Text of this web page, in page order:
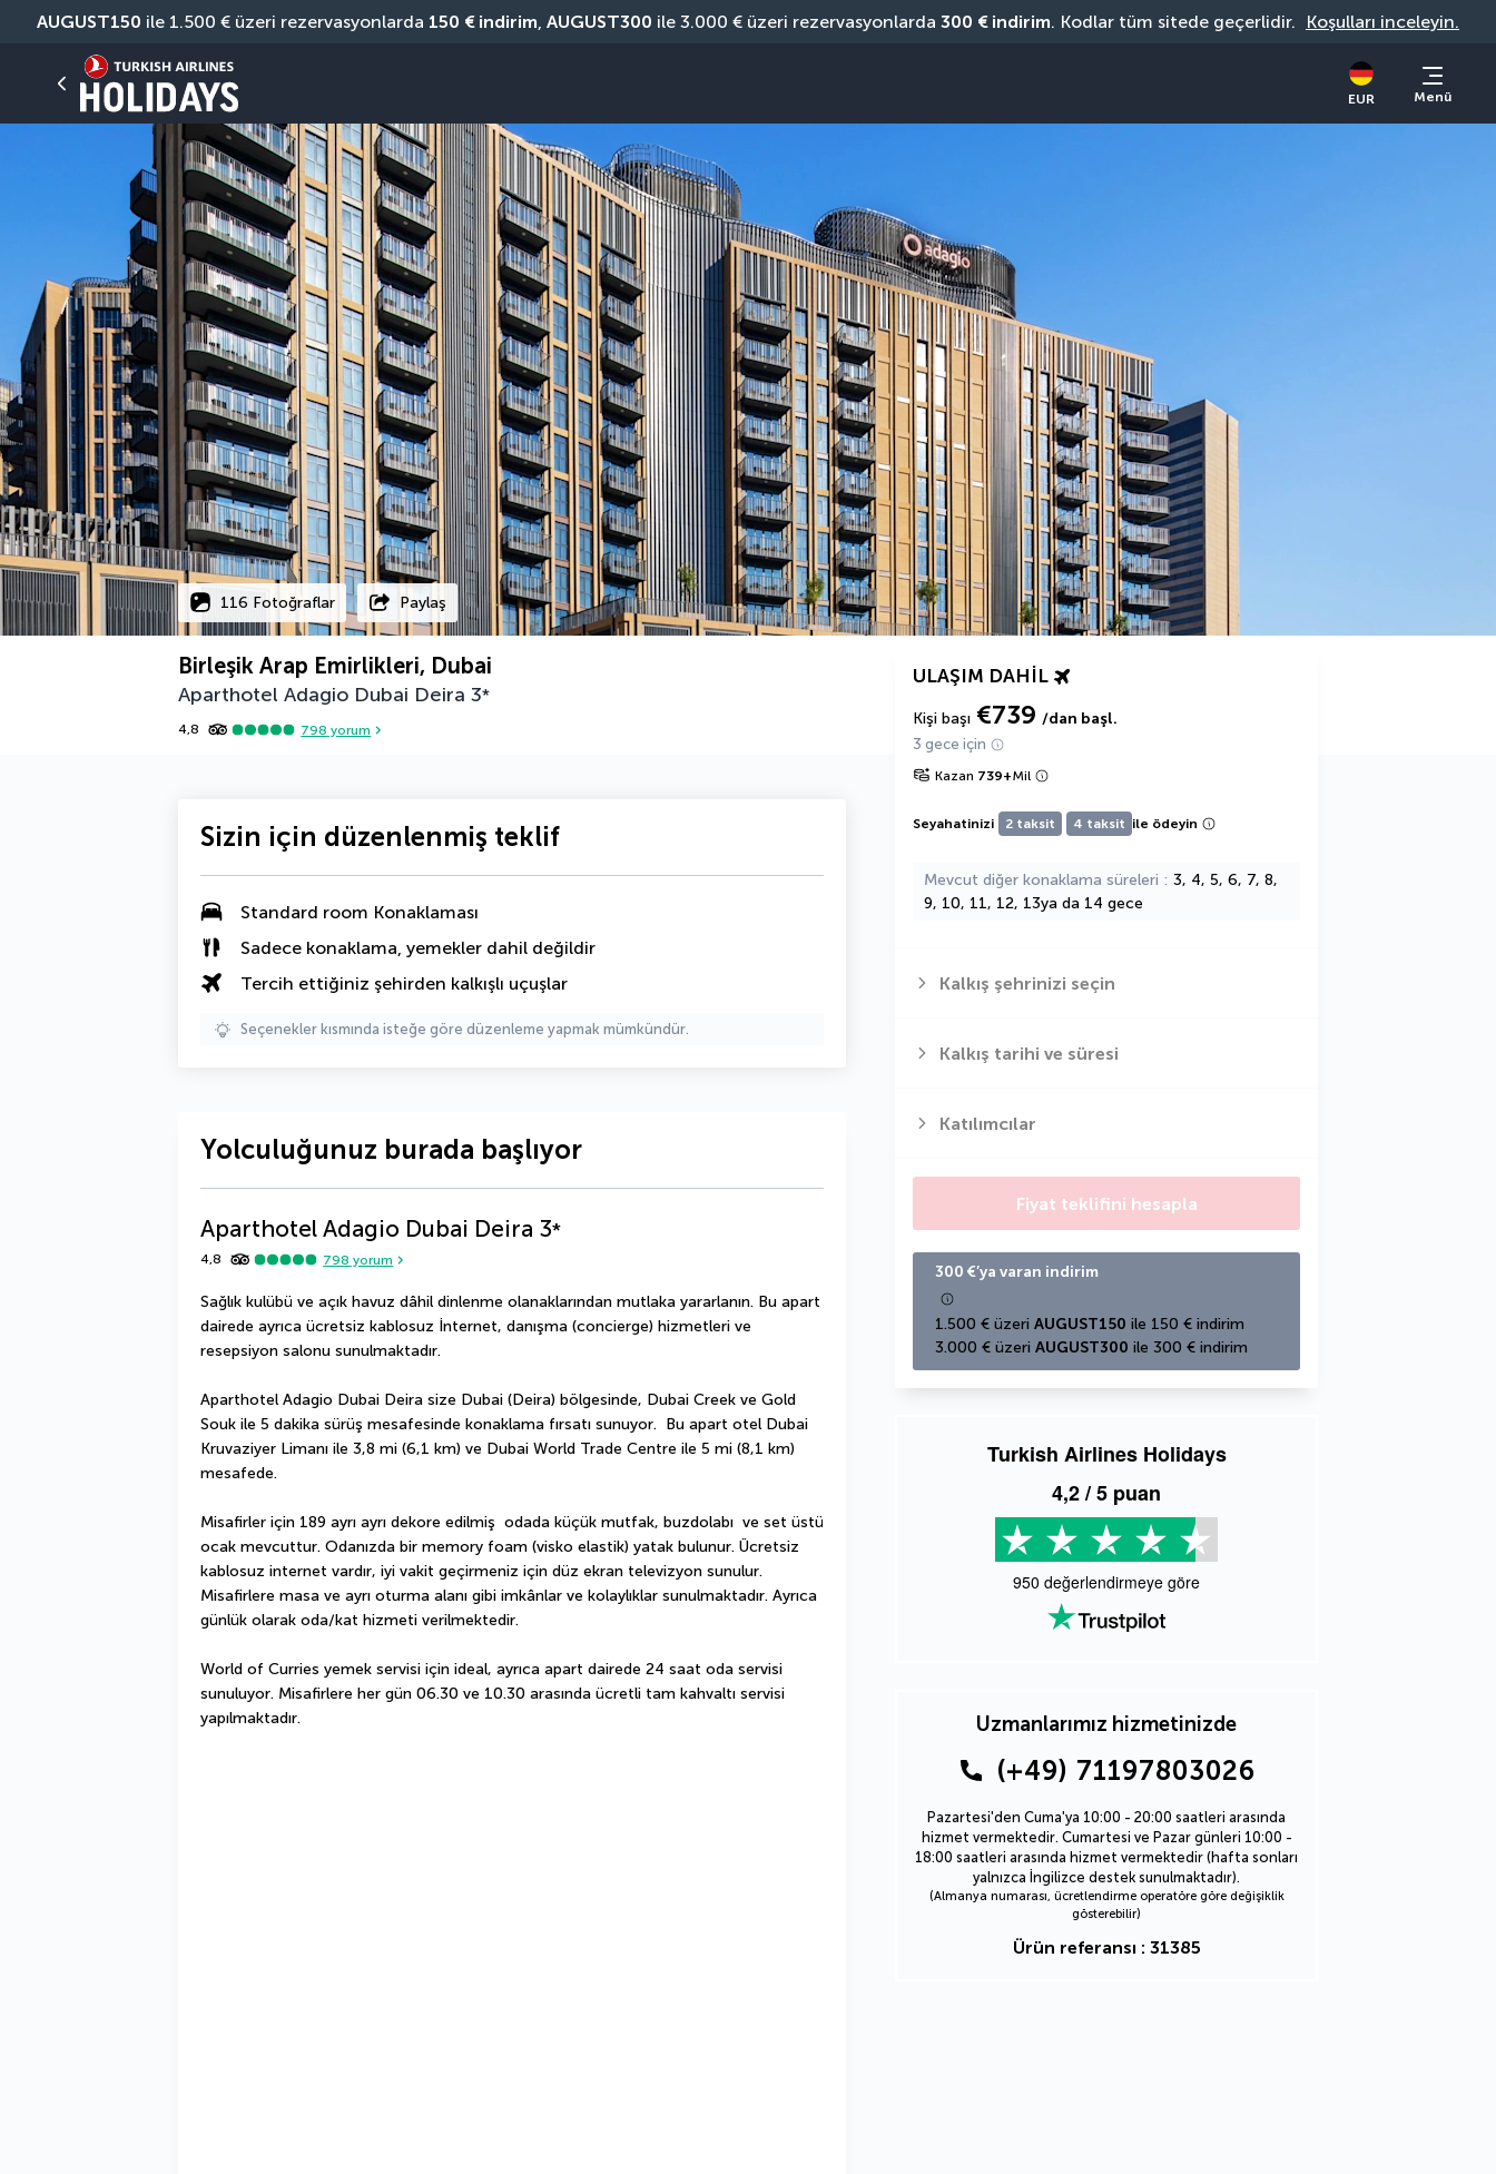
AUGUST150 ile 1.500 € üzeri rezervasyonlarda 150 € indirim, AUGUST300 ile 3.000 € üzeri rezervasyonlarda 300 € indirim. Kodlar tüm sitede geçerlidir. Koşulları inceleyin.
EUR Menü
116 Fotoğraflar Paylaş
Birleşik Arap Emirlikleri, Dubai
Aparthotel Adagio Dubai Deira 3*
4,8 798 yorum
ULAŞIM DAHIL
Kişi başı €739 /dan başl.
3 gece için
Kazan 739+Mil
Seyahatinizi 2 taksit 4 taksit ile ödeyin
Mevcut diğer konaklama süreleri
3, 4, 5, 6, 7, 8,
9, 10, 11, 12, 13ya da 14 gece
Kalkış şehrinizi seçin
Kalkış tarihi ve süresi
Katılımcılar
Fiyat teklifini hesapla
300 €’ya varan indirim
1.500 € üzeri AUGUST150 ile 150 € indirim
3.000 € üzeri AUGUST300 ile 300 € indirim
Turkish Airlines Holidays
4,2/ 5 puan
950 değerlendirmeye göre
Uzmanlarımız hizmetinizde
(+49) 71197803026
Pazartesi'den Cuma'ya 10:00 - 20:00 saatleri arasında
hizmet vermektedir. Cumartesi ve Pazar günleri 10:00 -
18:00 saatleri arasında hizmet vermektedir (hafta sonları
yalnızca İngilizce destek sunulmaktadır).
(Almanya numarası, ücretlendirme operatöre göre değişiklik
gösterebilir)
Ürün referansı : 31385
Sizin için düzenlenmiş teklif
Standard room Konaklaması
Sadece konaklama, yemekler dahil değildir
Tercih ettiğiniz şehirden kalkışlı uçuşlar
Seçenekler kısmında isteğe göre düzenleme yapmak mümkündür.
Yolculuğunuz burada başlıyor
Aparthotel Adagio Dubai Deira 3*
4,8 798 yorum
Sağlık kulübü ve açık havuz dâhil dinlenme olanaklarından mutlaka yararlanın. Bu apart
dairede ayrıca ücretsiz kablosuz İnternet, danışma (concierge) hizmetleri ve
resepsiyon salonu sunulmaktadır.
Aparthotel Adagio Dubai Deira size Dubai (Deira) bölgesinde, Dubai Creek ve Gold
Souk ile 5 dakika sürüş mesafesinde konaklama fırsatı sunuyor.  Bu apart otel Dubai
Kruvaziyer Limanı ile 3,8 mi (6,1 km) ve Dubai World Trade Centre ile 5 mi (8,1 km)
mesafede.
Misafirler için 189 ayrı ayrı dekore edilmiş  odada küçük mutfak, buzdolabı  ve set üstü
ocak mevcuttur. Odanızda bir memory foam (visko elastik) yatak bulunur. Ücretsiz
kablosuz internet vardır, iyi vakit geçirmeniz için düz ekran televizyon sunulur.
Misafirlere masa ve ayrı oturma alanı gibi imkânlar ve kolaylıklar sunulmaktadır. Ayrıca
günlük olarak oda/kat hizmeti verilmektedir.
World of Curries yemek servisi için ideal, ayrıca apart dairede 24 saat oda servisi
sunuluyor. Misafirlere her gün 06.30 ve 10.30 arasında ücretli tam kahvaltı servisi
yapılmaktadır.